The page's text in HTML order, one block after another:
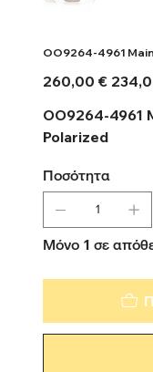
OO9264-4961
Αρχική
τιμή
260,00 € Τιμή
έκπτωσης
OO9264-4961
Polarized
Ποσότητα
Μόνο 1 σε